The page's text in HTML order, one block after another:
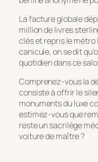
La facture globale
million de livres
clés et repris le
canicule, on se dit
quotidien dans ce
Comprenez-vous la
consiste à offrir le
monuments du luxe
estimez-vous que
reste un sacrilège
voiture de maître ?